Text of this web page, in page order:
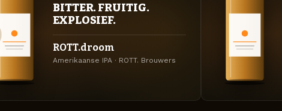
BITTER. FRUITIG.
EXPLOSIEF.
ROTT.droom
Amerikaanse IPA · ROTT. Brouwers